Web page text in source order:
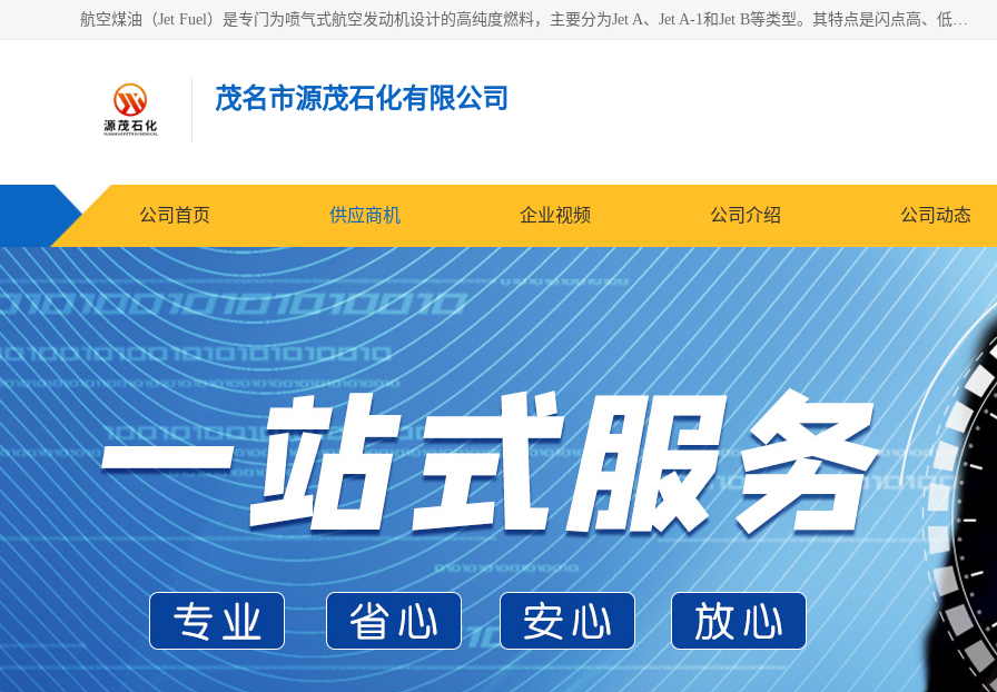
航空煤油（Jet Fuel）是专门为喷气式航空发动机设计的高纯度燃料，主要分为Jet A、Jet A-1和Jet B等类型。其特点是闪点高、低温流动性好，并添加了抗静电剂和抗氧化剂以确保飞行安全。航空煤油需
茂名市源茂石化有限公司
公司首页 供应商机 企业视频 公司介绍 公司动态